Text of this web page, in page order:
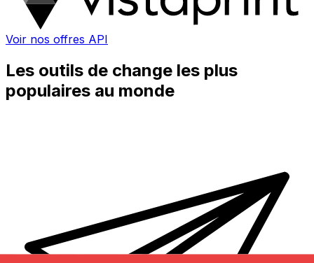
Voir nos offres API
Les outils de change les plus
populaires au monde